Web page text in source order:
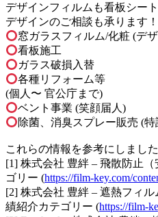
デザインフィルムも看板シー
デザインのご相談も承ります！
窓ガラスフィルム/化粧 (デ
看板施工
ガラス破損入替
各種リフォーム等
(個人〜 官公庁まで)
ベント事業 (笑顔届人)
除菌、消臭スプレー販売 (
これらの情報を参考にしました
[1] 株式会社 豊絆 – 飛散防止
ゴリー (https://film-key.com/
[2] 株式会社 豊絆 – 遮熱フィ
績紹介カテゴリー (https://film-